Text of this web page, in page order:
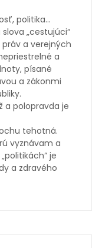
politika…
„cestujúci“
a verejných
a
písané
a zákonmi
a polopravda je
tehotná.
vyznávam a
je
a zdravého